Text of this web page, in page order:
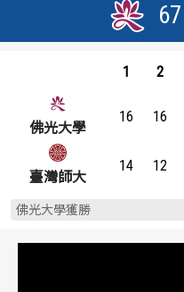
67
1 2
佛光大學
16 16
14 12
臺灣師大
佛光大學獲勝